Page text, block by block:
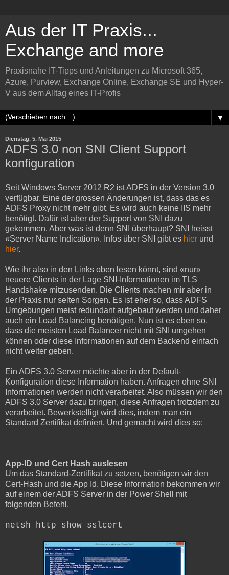
Aus der IT Praxis...
Exchange and more
Praxisnahe IT-Tipps und Anleitungen zu Microsoft 365,
Azure, Purview, Exchange Online, Exchange SE und Hyper-
V aus dem Alltag eines IT-Profis
▼
Dienstag, 5. Mai 2015
ADFS 3.0 non SNI Client Support
konfiguration
Seit Windows Server 2012 R2 ist ADFS in der Version 3.0
verfügbar. Eine der grossen Änderungen ist, dass das es
ADFS Proxy nicht mehr gibt. Es wird auch keine IIS mehr
benötigt. Dafür ist aber der Support von SNI dazu
gekommen. Aber was ist denn SNI überhaupt? SNI heisst
«Server Name Indication». Infos über SNI gibt es hier und
hier.
Wie ihr also in den Links oben lesen könnt, sind «nur»
neuere Clients in der Lage SNI-Informationen im TLS
Handshake mitzusenden. Die Clients machen mir aber in
der Praxis nur selten Sorgen. Es ist eher so, dass ADFS
Umgebungen meist redundant aufgebaut werden und daher
auch ein Load Balancing benötigen. Nun ist es eben so,
dass die meisten Load Balancer nicht mit SNI umgehen
können oder diese Informationen auf dem Backend einfach
nicht weiter geben.
Ein ADFS 3.0 Server möchte aber in der Default-
Konfiguration diese Information haben. Anfragen ohne SNI
Informationen werden nicht verarbeitet. Also müssen wir den
ADFS 3.0 Server dazu bringen, diese Anfragen trotzdem zu
verarbeitet. Bewerkstelligt wird dies, indem man ein
Standard Zertifikat definiert. Und gemacht wird dies so:
App-ID und Cert Hash auslesen
Um das Standard-Zertifikat zu setzen, benötigen wir den
Cert-Hash und die App Id. Diese Information bekommen wir
auf einem der ADFS Server in der Power Shell mit
folgenden Befehl.
netsh http show sslcert